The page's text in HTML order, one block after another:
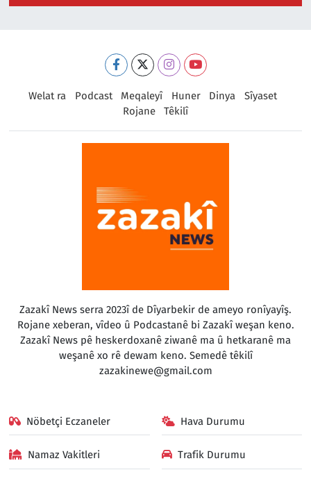
Welat ra Podcast Meqaleyî Huner Dinya
Sîyaset
Rojane
Têkilî
Zazakî News serra 2023î de Dîyarbekir de ameyo ronîyayîş.
Rojane xeberan, vîdeo û Podcastanê bi Zazakî weşan keno.
Zazakî News pê heskerdoxanê ziwanê ma û hetkaranê ma
weşanê xo rê dewam keno. Semedê têkilî
zazakinewe@gmail.com
Nöbetçi Eczaneler Hava Durumu
Namaz Vakitleri Trafik Durumu